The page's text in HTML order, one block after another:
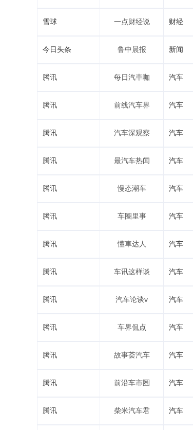
雪球 一点财经说 财经
今日头条 鲁中晨报 新闻
腾讯 每日汽車咖 汽车
腾讯 前线汽车界 汽车
腾讯 汽车深观察 汽车
腾讯 最汽车热闻 汽车
腾讯 慢态潮车 汽车
腾讯 车圈里事 汽车
腾讯 懂車达人 汽车
腾讯 车讯这样谈 汽车
腾讯 汽车论谈v 汽车
腾讯 车界侃点 汽车
腾讯 故事荟汽车 汽车
腾讯 前沿车市圏 汽车
腾讯 柴米汽车君 汽车